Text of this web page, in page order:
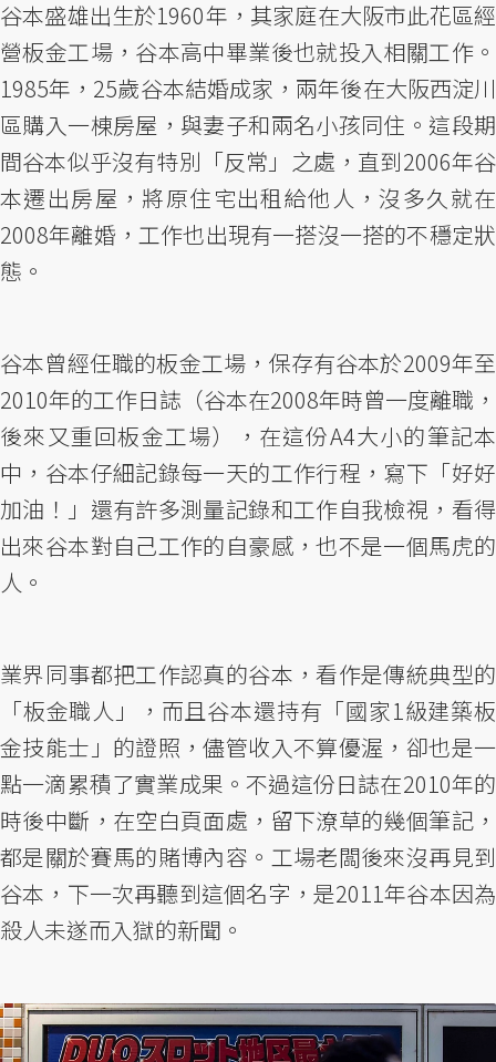
谷本盛雄出生於1960年，其家庭在大阪市此花區經
營板金工場，谷本高中畢業後也就投入相關工作。
1985年，25歲谷本結婚成家，兩年後在大阪西淀川
區購入一棟房屋，與妻子和兩名小孩同住。這段期
間谷本似乎沒有特別「反常」之處，直到2006年谷
本遷出房屋，將原住宅出租給他人，沒多久就在
2008年離婚，工作也出現有一搭沒一搭的不穩定狀
態。
谷本曾經任職的板金工場，保存有谷本於2009年至
2010年的工作日誌（谷本在2008年時曾一度離職，
後來又重回板金工場），在這份A4大小的筆記本
中，谷本仔細記錄每一天的工作行程，寫下「好好
加油！」還有許多測量記錄和工作自我檢視，看得
出來谷本對自己工作的自豪感，也不是一個馬虎的
人。
業界同事都把工作認真的谷本，看作是傳統典型的
「板金職人」，而且谷本還持有「國家1級建築板
金技能士」的證照，儘管收入不算優渥，卻也是一
點一滴累積了實業成果。不過這份日誌在2010年的
時後中斷，在空白頁面處，留下潦草的幾個筆記，
都是關於賽馬的賭博內容。工場老闆後來沒再見到
谷本，下一次再聽到這個名字，是2011年谷本因為
殺人未遂而入獄的新聞。